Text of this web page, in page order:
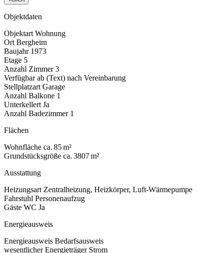
Objektdaten
Objektart Wohnung
Ort Bergheim
Baujahr 1973
Etage 5
Anzahl Zimmer 3
Verfügbar ab (Text) nach Vereinbarung
Stellplatzart Garage
Anzahl Balkone 1
Unterkellert Ja
Anzahl Badezimmer 1
Flächen
Wohnfläche ca. 85 m²
Grundstücksgröße ca. 3807 m²
Ausstattung
Heizungsart Zentralheizung, Heizkörper, Luft-Wärmepumpe
Fahrstuhl Personenaufzug
Gäste WC Ja
Energieausweis
Energieausweis Bedarfsausweis
wesentlicher Energieträger Strom